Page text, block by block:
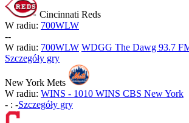
Cincinnati Reds
W radiu: 700WLW
--
W radiu: 700WLW WDGG The Dawg 93.7
Szczegóły gry
New York Mets
W radiu: WINS - 1010 WINS CBS New York
- : -Szczegóły gry